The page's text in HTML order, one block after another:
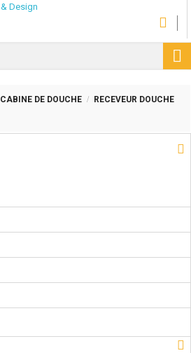



CABINE DE DOUCHE
RECEVEUR DOUCHE